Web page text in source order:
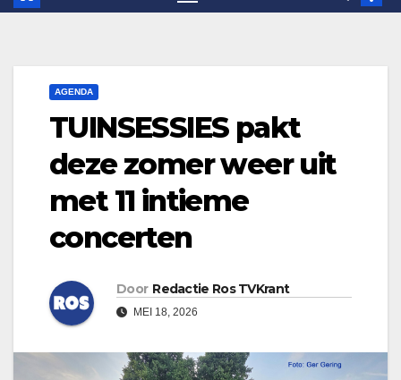
AGENDA
TUINSESSIES pakt
deze zomer weer uit
met 11 intieme
concerten
Door Redactie Ros TVKrant
MEI 18, 2026